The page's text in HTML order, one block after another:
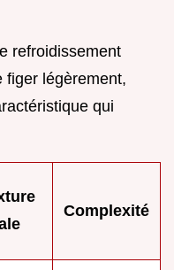
refroidissement
figer légèrement,
qui
Complexité